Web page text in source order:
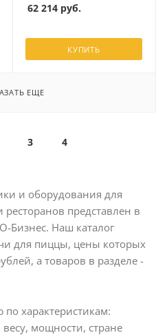
62 214 руб.
КУПИТЬ
ЕЩЕ
3 4
и оборудования для
представлен в
Бизнес. Наш каталог
для пиццы, цены которых
а товаров в разделе -
характеристикам:
мощности, стране